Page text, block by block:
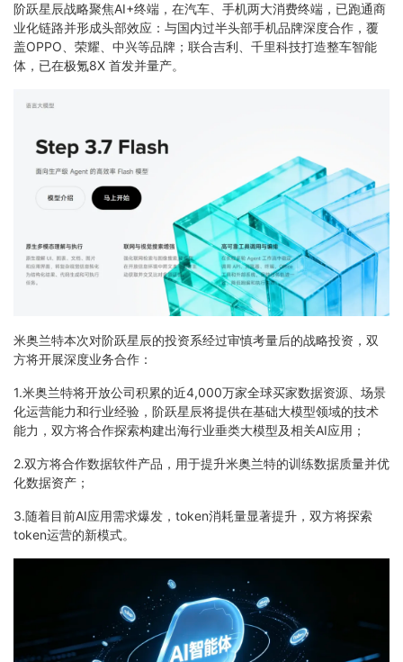
阶跃星辰战略聚焦AI+终端，在汽车、手机两大消费终端，已跑通商
业化链路并形成头部效应：与国内过半头部手机品牌深度合作，覆
盖OPPO、荣耀、中兴等品牌；联合吉利、千里科技打造整车智能
体，已在极氪8X 首发并量产。
米奥兰特本次对阶跃星辰的投资系经过审慎考量后的战略投资，双
方将开展深度业务合作：
1.米奥兰特将开放公司积累的近4,000万家全球买家数据资源、场景
化运营能力和行业经验，阶跃星辰将提供在基础大模型领域的技术
能力，双方将合作探索构建出海行业垂类大模型及相关AI应用；
2.双方将合作数据软件产品，用于提升米奥兰特的训练数据质量并优
化数据资产；
3.随着目前AI应用需求爆发，token消耗量显著提升，双方将探索
token运营的新模式。